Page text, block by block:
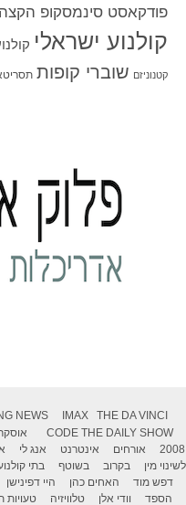
פודקאסט סינמסקופ הקצה
קולנוע ישראלי
קטנוניזם שוברי קופות
NEWS IMAX
THE DA VINCI
CODE THE DAILY SHOW אוסקר
2008
אורחים אינטרנט אנג לי
לשינוי מין
בקרוב בשוטף בתי
דפש מוד
האחים כהן היי דפינישן
הספד
וודי אלן טלוויזיה טעויות